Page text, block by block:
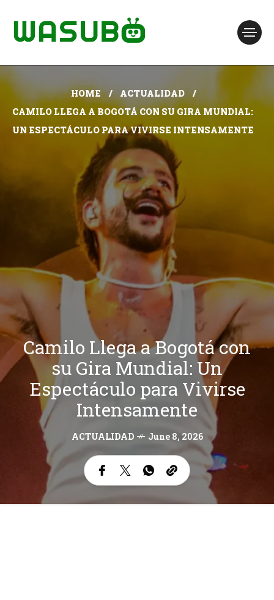
HOME
ACTUALIDAD
CAMILO LLEGA A BOGOTÁ CON SU GIRA MUNDIAL:
UN ESPECTÁCULO PARA VIVIRSE INTENSAMENTE
Camilo Llega a Bogotá con
su Gira Mundial: Un
Espectáculo para Vivirse
Intensamente
ACTUALIDAD June 8, 2026